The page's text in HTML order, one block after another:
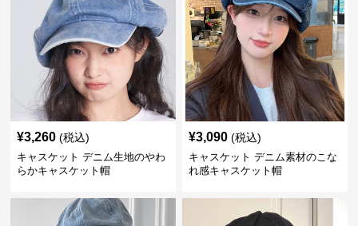
¥3,260 (税込)
キャスケット デニム生地のやわ
らかキャスケット帽
¥3,090 (税込)
キャスケット デニム素材のこな
れ感キャスケット帽